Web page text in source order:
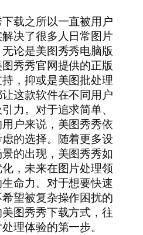
载之所以一直被用户
决了很多人日常图片
论是美图秀秀电脑版
秀秀官网提供的正版
，抑或是美图批处理
这款软件在不同用户
力。对于追求简单、
户来说，美图秀秀依
的选择。随着更多设
的出现，美图秀秀如
，未来在图片处理领
命力。对于想要快速
望被复杂操作困扰的
图秀秀下载方式，往
理体验的第一步。